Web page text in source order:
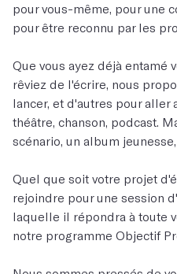
pour vous-même, pour une
pour être reconnu par les
Que vous ayez déjà entamé
rêviez de l'écrire, nous
lancer, et d'autres pour aller
théâtre, chanson, podcast.
scénario, un album jeunesse,
Quel que soit votre projet
rejoindre pour une session
laquelle il répondra à toute
notre programme Objectif